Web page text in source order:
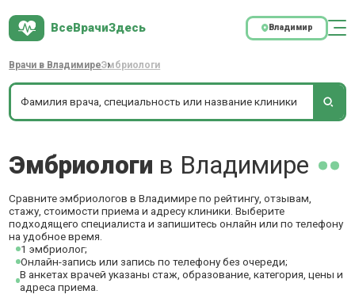
ВсеВрачиЗдесь Владимир
Врачи в ВладимиреЭмбриологи
Эмбриологи в Владимире
Сравните эмбриологов в Владимире по рейтингу, отзывам,
стажу, стоимости приема и адресу клиники. Выберите
подходящего специалиста и запишитесь онлайн или по телефону
на удобное время.
1 эмбриолог;
Онлайн-запись или запись по телефону без очереди;
В анкетах врачей указаны стаж, образование, категория, цены и
адреса приема.